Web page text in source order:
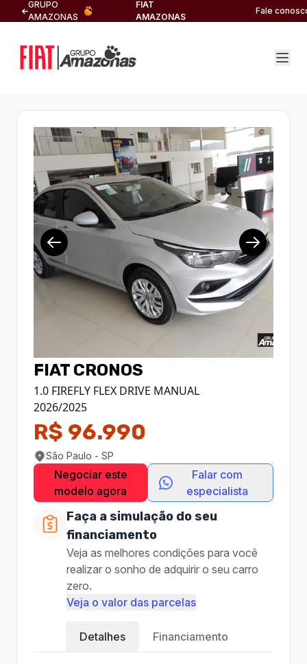
GRUPO
AMAZONAS
FIAT
AMAZONAS
Fale
1/15
FIAT CRONOS
1.0 FIREFLY FLEX DRIVE MANUAL
2026/2025
R$ 96.990
São Paulo - SP
Negociar este
modelo agora
Falar com
especialista
Faça a simulação do seu
financiamento
Veja as melhores condições para você
realizar o sonho de adquirir o seu carro
zero.
Veja o valor das parcelas
Detalhes Financiamento